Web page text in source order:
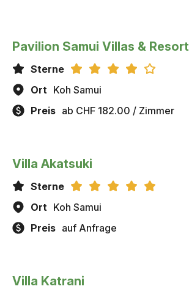
Pavilion Samui Villas & Resort
Sterne
Ort Koh Samui
Preis ab CHF 182.00 / Zimmer
Villa Akatsuki
Sterne
Ort Koh Samui
Preis auf Anfrage
Villa Katrani